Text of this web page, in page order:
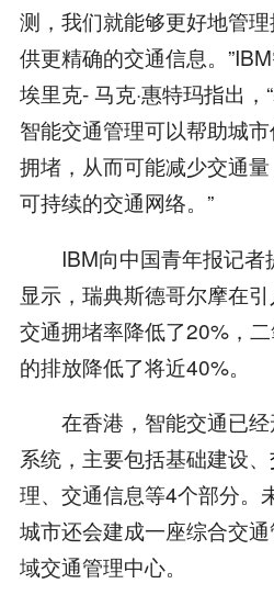
测，我们就能够更好地管
供更精确的交通信息。
埃里克- 马克·惠特玛指出
智能交通管理可以帮助城
拥堵，从而可能减少交通
可持续的交通网络。”
IBM向中国青年报记者
显示，瑞典斯德哥尔摩在
交通拥堵率降低了20%，
的排放降低了将近40%。
在香港，智能交通已经
系统，主要包括基础建设、
理、交通信息等4个部分。
城市还会建成一座综合交
域交通管理中心。